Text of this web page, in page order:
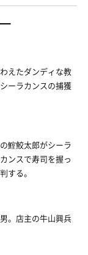
えたダンディな教
ーラカンスの捕獲
鰘鮫太郎がシーラ
ンスで寿司を握っ
する。
。店主の牛山興兵